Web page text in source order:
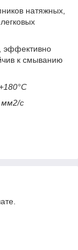
натяжных,
эффективно
к смыванию
мм2/с